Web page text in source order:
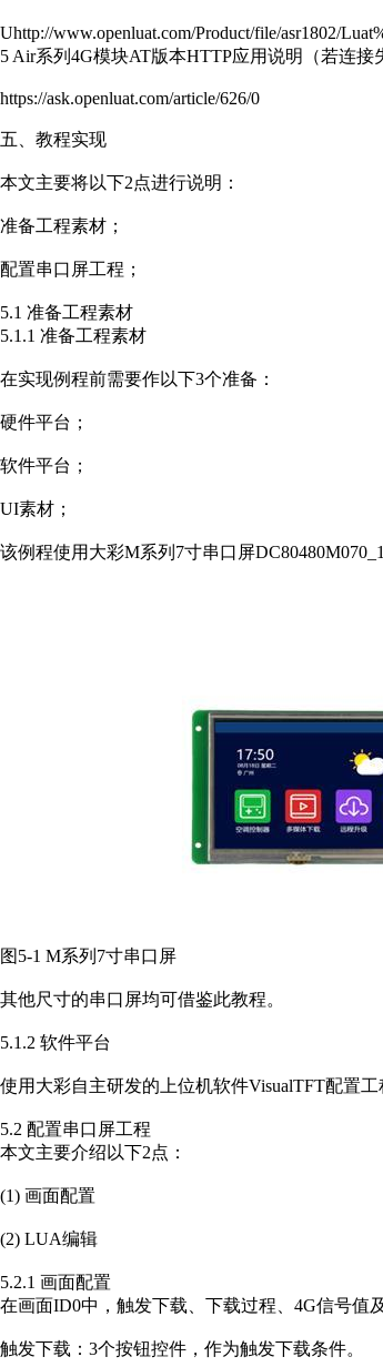
Uhttp://www.openluat.com/Product/file/asr1802/
5 Air系列4G模块AT版本HTTP应用说明（若连接
https://ask.openluat.com/article/626/0
五、教程实现
本文主要将以下2点进行说明：
准备工程素材；
配置串口屏工程；
5.1 准备工程素材
5.1.1 准备工程素材
在实现例程前需要作以下3个准备：
硬件平台；
软件平台；
UI素材；
该例程使用大彩M系列7寸串口屏
图5-1 M系列7寸串口屏
其他尺寸的串口屏均可借鉴此教程。
5.1.2 软件平台
使用大彩自主研发的上位机软件VisualTFT配置
5.2 配置串口屏工程
本文主要介绍以下2点：
(1) 画面配置
(2) LUA编辑
5.2.1 画面配置
在画面ID0中，触发下载、下载过程、4G信号值
触发下载：3个按钮控件，作为触发下载条件。